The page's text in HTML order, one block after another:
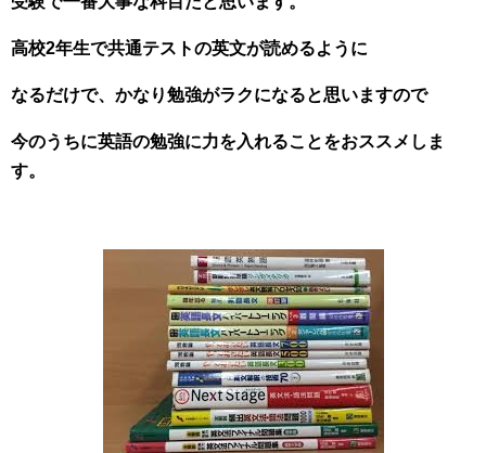
高校2年生で共通テストの英文が読めるように
なるだけで、かなり勉強がラクになると思いますので
今のうちに英語の勉強に力を入れることをおススメしま
す。